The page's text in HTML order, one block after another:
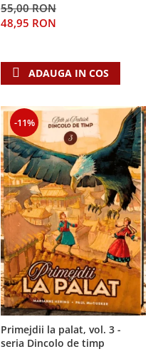
55,00 RON
48,95 RON
ADAUGA IN COS
-11%
Primejdii la palat, vol. 3 -
seria Dincolo de timp